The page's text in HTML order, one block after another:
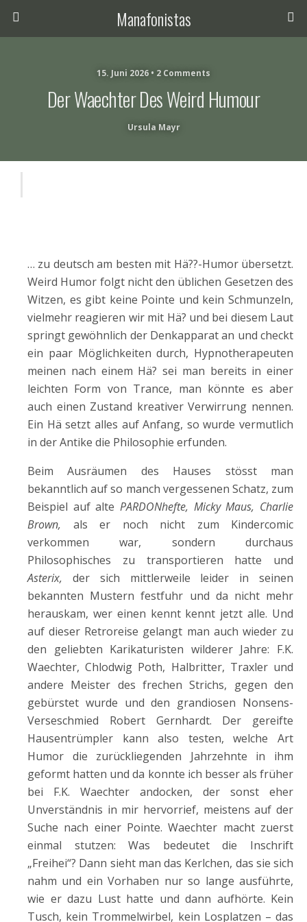
Manafonistas
15. Juni 2026 • 2 Comments
Der Waechter Des Weird Humour
Ursula Mayr
… zu deutsch am besten mit Hä??-Humor übersetzt.
Weird Humor folgt nicht den üblichen Gesetzen des
Witzen, es gibt keine Pointe und kein Schmunzeln,
vielmehr reagieren wir mit Hä? und bei diesem Laut
springt gewöhnlich der Denkapparat an und checkt
ein paar Möglichkeiten durch, Hypnotherapeuten
meinen nach einem Hä? sei man bereits in einer
leichten Form von Trance, man könnte es aber
auch einen Zustand kreativer Verwirrung nennen.
Ein Hä setzt alles auf Anfang, so wurde vermutlich
in der Antike die Philosophie erfunden.
Beim Ausräumen des Hauses stösst man
bekanntlich auf so manch vergessenen Schatz, zum
Beispiel auf alte PARDONhefte, Micky Maus, Charlie
Brown, als er noch nicht zum Kindercomic
verkommen war, sondern durchaus
Philosophisches zu transportieren hatte und
Asterix, der sich mittlerweile leider in seinen
bekannten Mustern festfuhr und da nicht mehr
herauskam, wer einen kennt kennt jetzt alle. Und
auf dieser Retroreise gelangt man auch wieder zu
den geliebten Karikaturisten wilderer Jahre: F.K.
Waechter, Chlodwig Poth, Halbritter, Traxler und
andere Meister des frechen Strichs, gegen den
gebürstet wurde und den grandiosen Nonsens-
Verseschmied Robert Gernhardt. Der gereifte
Hausentrümpler kann also testen, welche Art
Humor die zurückliegenden Jahrzehnte in ihm
geformt hatten und da konnte ich besser als früher
bei F.K. Waechter andocken, der sonst eher
Unverständnis in mir hervorrief, meistens auf der
Suche nach einer Pointe. Waechter macht zuerst
einmal stutzen: Was bedeutet die Inschrift
„Freihei“? Dann sieht man das Kerlchen, das sie sich
nahm und ein Vorhaben nur so lange ausführte,
wie er dazu Lust hatte und dann aufhörte. Kein
Tusch, kein Trommelwirbel, kein Losplatzen – das